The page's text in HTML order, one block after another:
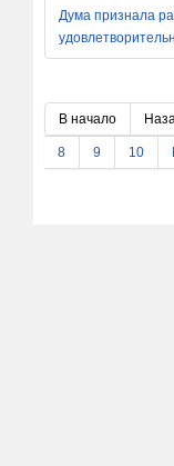
Дума признала
В начало
8 9 10